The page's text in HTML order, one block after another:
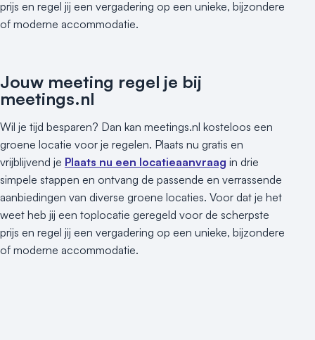
prijs en regel jij een vergadering op een unieke, bijzondere
of moderne accommodatie.
Jouw meeting regel je bij
meetings.nl
Wil je tijd besparen? Dan kan meetings.nl kosteloos een
groene locatie voor je regelen. Plaats nu gratis en
vrijblijvend je Plaats nu een locatieaanvraag in drie
simpele stappen en ontvang de passende en verrassende
aanbiedingen van diverse groene locaties. Voor dat je het
weet heb jij een toplocatie geregeld voor de scherpste
prijs en regel jij een vergadering op een unieke, bijzondere
of moderne accommodatie.